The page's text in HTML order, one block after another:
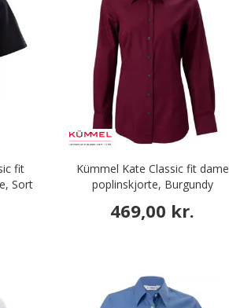
fit
Sort
Kümmel Kate Classic fit dame
poplinskjorte, Burgundy
469,00 kr.